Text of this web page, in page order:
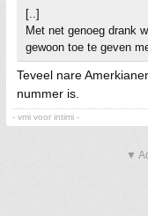
[..]
Met net genoeg drank
gewoon toe te geven
Teveel nare
nummer is.
- vmi voor intimi -
▼